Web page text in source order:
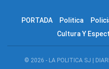
PORTADA Politica
Cultura Y
© 2026 - LA POLITICA SJ |